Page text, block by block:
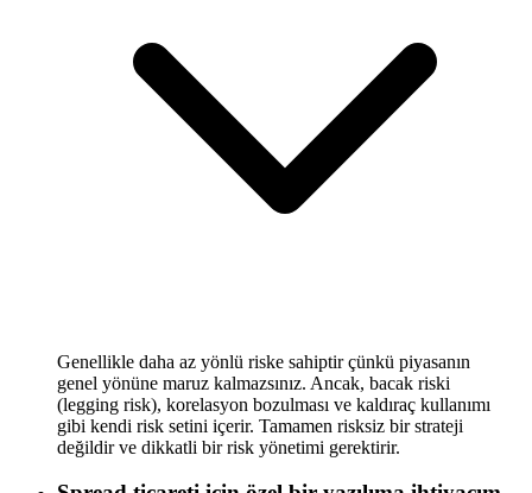
Genellikle daha az yönlü riske sahiptir çünkü piyasanın
genel yönüne maruz kalmazsınız. Ancak, bacak riski
(legging risk), korelasyon bozulması ve kaldıraç kullanımı
gibi kendi risk setini içerir. Tamamen risksiz bir strateji
değildir ve dikkatli bir risk yönetimi gerektirir.